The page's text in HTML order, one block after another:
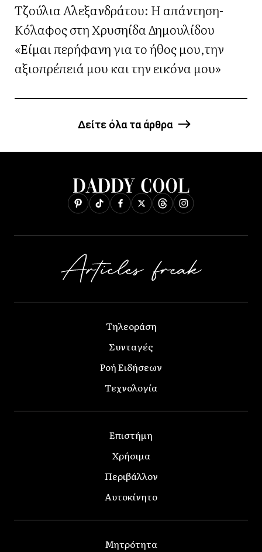
Τζούλια Αλεξανδράτου: Η απάντηση-
Κόλαφος στη Χρυσηίδα Δημουλίδου
«Είμαι περήφανη για το ήθος μου,την
αξιοπρέπειά μου και την εικόνα μου»
Δείτε όλα τα άρθρα
Τηλεοράση
Συνταγές
Ροή Ειδήσεων
Τεχνολογία
Επιστήμη
Χρήσιμα
Περιβάλλον
Αυτοκίνητο
Μητρότητα